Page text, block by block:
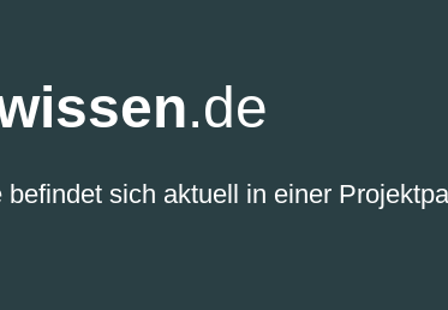
.de
sich aktuell in einer